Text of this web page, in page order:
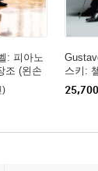
: 피아노
조 (왼손
Con
)
스키:
ki:
25,700